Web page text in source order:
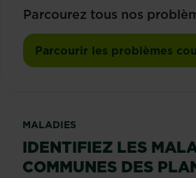
Parcourez tous nos
Parcourir les problèmes
MALADIES
IDENTIFIEZ LES
COMMUNES DES